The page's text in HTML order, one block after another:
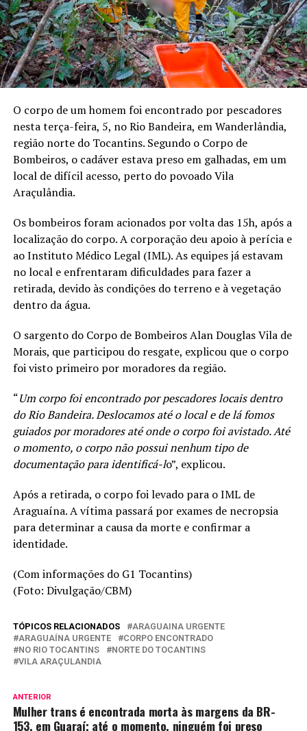
O corpo de um homem foi encontrado por pescadores
nesta terça-feira, 5, no Rio Bandeira, em Wanderlândia,
região norte do Tocantins. Segundo o Corpo de
Bombeiros, o cadáver estava preso em galhadas, em um
local de difícil acesso, perto do povoado Vila
Araçulândia.
Os bombeiros foram acionados por volta das 15h, após a
localização do corpo. A corporação deu apoio à perícia e
ao Instituto Médico Legal (IML). As equipes já estavam
no local e enfrentaram dificuldades para fazer a
retirada, devido às condições do terreno e à vegetação
dentro da água.
O sargento do Corpo de Bombeiros Alan Douglas Vila de
Morais, que participou do resgate, explicou que o corpo
foi visto primeiro por moradores da região.
“Um corpo foi encontrado por pescadores locais dentro
do Rio Bandeira. Deslocamos até o local e de lá fomos
guiados por moradores até onde o corpo foi avistado. Até
o momento, o corpo não possui nenhum tipo de
documentação para identificá-lo”, explicou.
Após a retirada, o corpo foi levado para o IML de
Araguaína. A vítima passará por exames de necropsia
para determinar a causa da morte e confirmar a
identidade.
(Com informações do G1 Tocantins)
(Foto: Divulgação/CBM)
TÓPICOS RELACIONADOS
ARAGUAINA URGENTE
ARAGUAÍNA URGENTE
CORPO ENCONTRADO
NO RIO TOCANTINS
NORTE DO TOCANTINS
VILA ARAÇULANDIA
ANTERIOR
Mulher trans é encontrada morta às margens da BR-
153, em Guaraí; até o momento, ninguém foi preso